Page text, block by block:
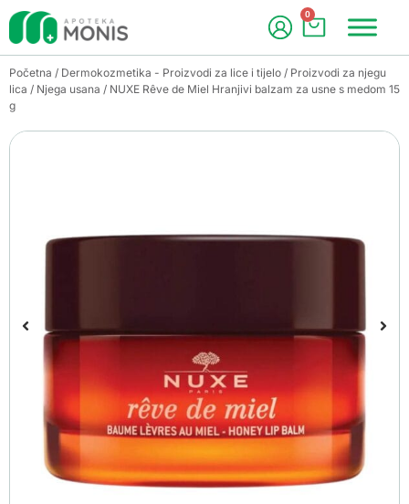
0
Početna / Dermokozmetika - Proizvodi za lice i tijelo / Proizvodi za njegu
lica / Njega usana / NUXE Rêve de Miel Hranjivi balzam za usne s medom 15
g